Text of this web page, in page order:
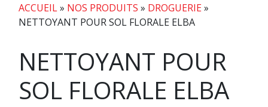
ACCUEIL» NOS PRODUITS » DROGUERIE»
NETTOYANT POUR SOL FLORALE ELBA
NETTOYANT POUR
SOL FLORALE ELBA